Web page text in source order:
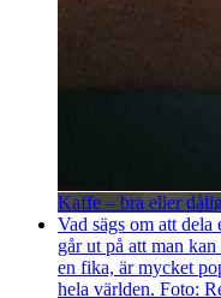
Kaffe – bra eller
Vad sägs om att
går ut på att man
en fika, är mycket
hela världen. Foto: